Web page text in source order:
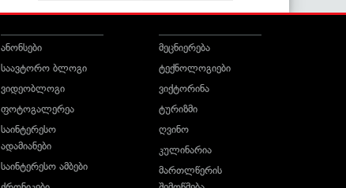
ანონსები
საავტორო ბლოგი
ვიდეობლოგი
ფოტოგალერეა
საინტერესო
ადამიანები
საინტერესო ამბები
მეცნიერება
ტექნოლოგიები
ვიქტორინა
ტურიზმი
ღვინო
კულინარია
მართლწერის